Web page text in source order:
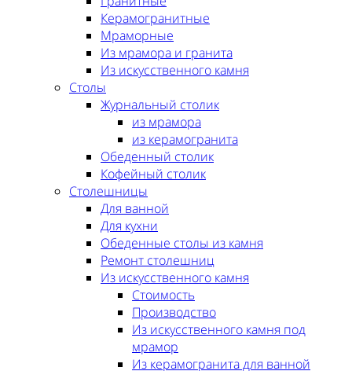
Керамогранитные
Мраморные
Из мрамора и гранита
Из искусственного камня
Столы
Журнальный столик
из мрамора
из керамогранита
Обеденный столик
Кофейный столик
Столешницы
Для ванной
Для кухни
Обеденные столы из камня
Ремонт столешниц
Из искусственного камня
Стоимость
Производство
Из искусственного камня под
мрамор
Из керамогранита для ванной